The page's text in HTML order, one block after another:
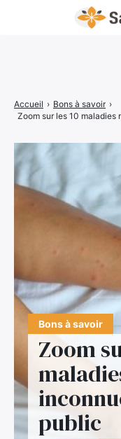
Bons à savoir
Zoom
public
Accueil › Bons à savoir ›
Zoom sur les 10 maladies
Chirurgie
Grossesse
Maladies
Médecine
Sexualité